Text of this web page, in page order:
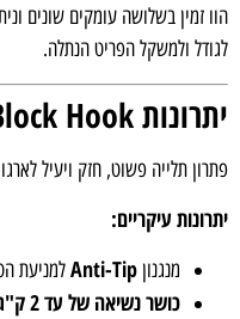
הוו זמין בשלושה עומקים שונים
לגודל ולמשקל הפריט הנתלה.
יתרונות Block Hook עם כיסוי קצה
פתרון תלייה פשוט, חזק ויעיל
יתרונות עיקריים:
מנגנון Anti-Tipלמניעת
כושר נשיאה של עד 2 ק"ג